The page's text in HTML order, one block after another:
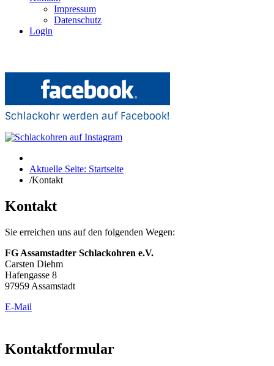
Impressum
Datenschutz
Login
Aktuelle Seite: Startseite
/Kontakt
Kontakt
Sie erreichen uns auf den folgenden Wegen:
FG Assamstadter Schlackohren e.V.
Carsten Diehm
Hafengasse 8
97959 Assamstadt
E-Mail
Kontaktformular